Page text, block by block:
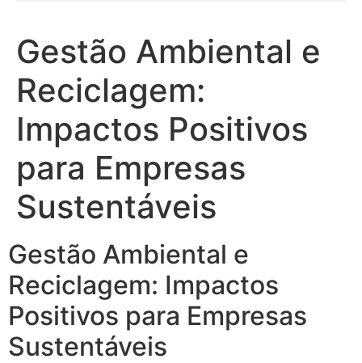
Gestão Ambiental e
Reciclagem:
Impactos Positivos
para Empresas
Sustentáveis
Gestão Ambiental e
Reciclagem: Impactos
Positivos para Empresas
Sustentáveis